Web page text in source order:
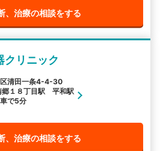
、治療の相談をする
クリニック
区清田一条4-4-30
１８丁目駅 平和駅
で5分
、治療の相談をする